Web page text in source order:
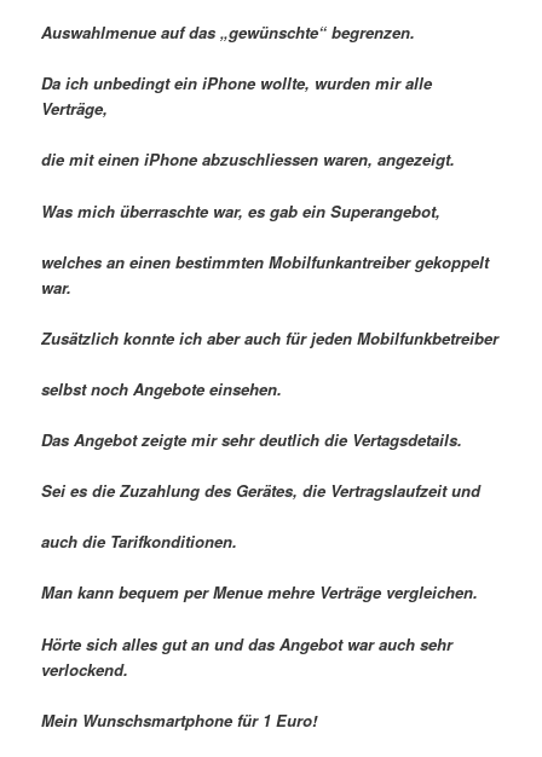
Auswahlmenue auf das „gewünschte“ begrenzen.
Da ich unbedingt ein iPhone wollte, wurden mir alle
Verträge,
die mit einen iPhone abzuschliessen waren, angezeigt.
Was mich überraschte war, es gab ein Superangebot,
welches an einen bestimmten Mobilfunkantreiber gekoppelt
war.
Zusätzlich konnte ich aber auch für jeden Mobilfunkbetreiber
selbst noch Angebote einsehen.
Das Angebot zeigte mir sehr deutlich die Vertagsdetails.
Sei es die Zuzahlung des Gerätes, die Vertragslaufzeit und
auch die Tarifkonditionen.
Man kann bequem per Menue mehre Verträge vergleichen.
Hörte sich alles gut an und das Angebot war auch sehr
verlockend.
Mein Wunschsmartphone für 1 Euro!